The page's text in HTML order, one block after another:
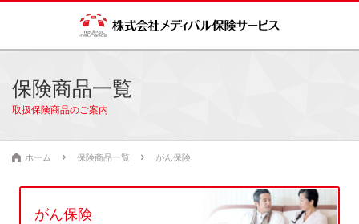
保険商品一覧
取扱保険商品のご案内
ホーム 保険商品一覧 がん保険
がん保険